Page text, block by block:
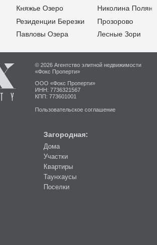
Княжье Озеро
Резиденции Березки
Павловы Озера
Николина Поляна
Прозорово
Лесные Зори
© 2026 Агентство элитной недвижимости
«Фокс Проперти»
ООО «Фокс Проперти»
ИНН: 7736321567
КПП: 773601001
Пользовательское соглашение
Загородная:
Дома
Участки
Квартиры
Таунхаусы
Поселки